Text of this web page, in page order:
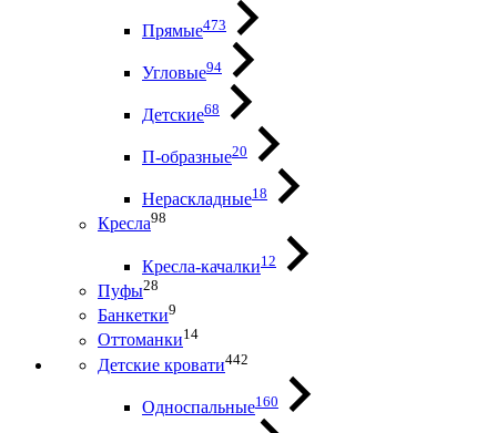
Прямые473
Угловые94
Детские68
П-образные20
Нераскладные18
Кресла98
Кресла-качалки12
Пуфы28
Банкетки9
Оттоманки14
Детские кровати442
Односпальные160